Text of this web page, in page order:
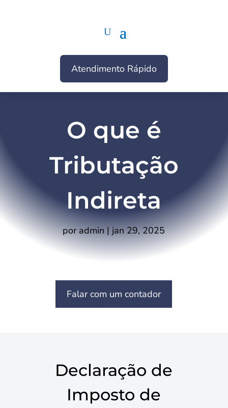
Atendimento Rápido
O que é
Tributação
Indireta
poradmin|jan 29, 2025
Falar com um contador
Declaração de
Imposto de